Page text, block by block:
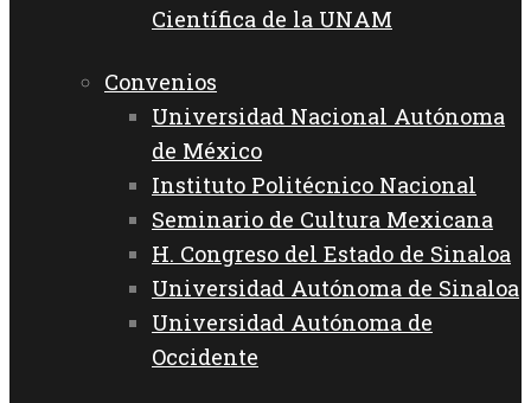
Científica de la UNAM
Convenios
Universidad Nacional Autónoma
de México
Instituto Politécnico Nacional
Seminario de Cultura Mexicana
H. Congreso del Estado de Sinaloa
Universidad Autónoma de Sinaloa
Universidad Autónoma de
Occidente